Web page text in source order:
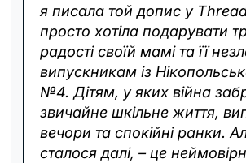
я писала той допис у
просто хотіла подарувати
радості своїй мамі та її
випускникам із
№4. Дітям, у яких війна
звичайне шкільне життя,
вечори та спокійні ранки.
сталося далі, – це